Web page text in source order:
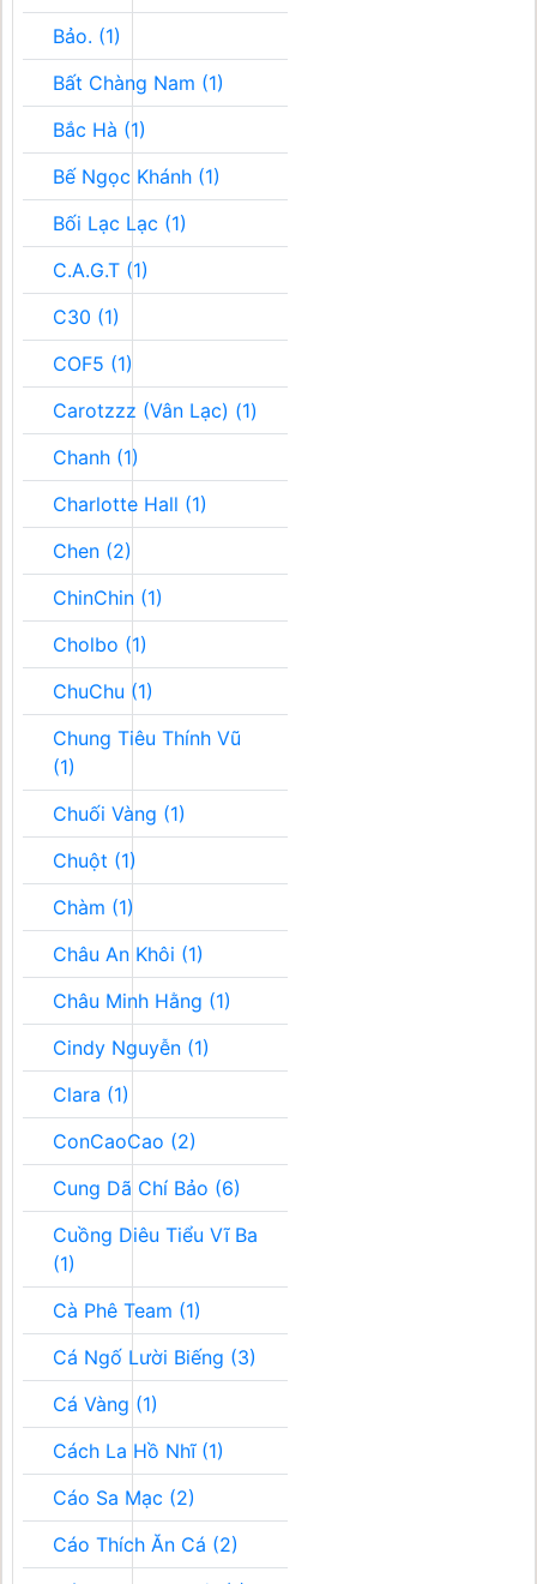
Bảo. (1)
Bất Chàng Nam (1)
Bắc Hà (1)
Bế Ngọc Khánh (1)
Bối Lạc Lạc (1)
C.A.G.T (1)
C30 (1)
COF5 (1)
Carotzzz (Vân Lạc) (1)
Chanh (1)
Charlotte Hall (1)
Chen (2)
ChinChin (1)
Cholbo (1)
ChuChu (1)
Chung Tiêu Thính Vũ
(1)
Chuối Vàng (1)
Chuột (1)
Chàm (1)
Châu An Khôi (1)
Châu Minh Hằng (1)
Cindy Nguyễn (1)
Clara (1)
ConCaoCao (2)
Cung Dã Chí Bảo (6)
Cuồng Diêu Tiểu Vĩ Ba
(1)
Cà Phê Team (1)
Cá Ngố Lười Biếng (3)
Cá Vàng (1)
Cách La Hồ Nhĩ (1)
Cáo Sa Mạc (2)
Cáo Thích Ăn Cá (2)